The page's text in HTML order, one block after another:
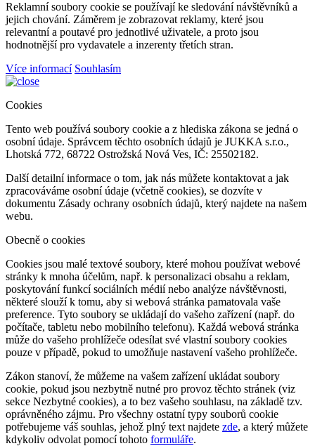
Reklamní soubory cookie se používají ke sledování návštěvníků a
jejich chování. Záměrem je zobrazovat reklamy, které jsou
relevantní a poutavé pro jednotlivé uživatele, a proto jsou
hodnotnější pro vydavatele a inzerenty třetích stran.
Více informací Souhlasím
Cookies
Tento web používá soubory cookie a z hlediska zákona se jedná o
osobní údaje. Správcem těchto osobních údajů je JUKKA s.r.o.,
Lhotská 772, 68722 Ostrožská Nová Ves, IČ: 25502182.
Další detailní informace o tom, jak nás můžete kontaktovat a jak
zpracováváme osobní údaje (včetně cookies), se dozvíte v
dokumentu Zásady ochrany osobních údajů, který najdete na našem
webu.
Obecně o cookies
Cookies jsou malé textové soubory, které mohou používat webové
stránky k mnoha účelům, např. k personalizaci obsahu a reklam,
poskytování funkcí sociálních médií nebo analýze návštěvnosti,
některé slouží k tomu, aby si webová stránka pamatovala vaše
preference. Tyto soubory se ukládají do vašeho zařízení (např. do
počítače, tabletu nebo mobilního telefonu). Každá webová stránka
může do vašeho prohlížeče odesílat své vlastní soubory cookies
pouze v případě, pokud to umožňuje nastavení vašeho prohlížeče.
Zákon stanoví, že můžeme na vašem zařízení ukládat soubory
cookie, pokud jsou nezbytně nutné pro provoz těchto stránek (viz
sekce Nezbytné cookies), a to bez vašeho souhlasu, na základě tzv.
oprávněného zájmu. Pro všechny ostatní typy souborů cookie
potřebujeme váš souhlas, jehož plný text najdete zde, a který můžete
kdykoliv odvolat pomocí tohoto formuláře.